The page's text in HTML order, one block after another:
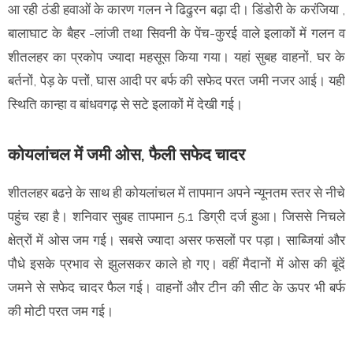
आ रही ठंडी हवाओं के कारण गलन ने ढिढुरन बढ़ा दी। डिंडोरी के करंजिया ,
बालाघाट के बैहर -लांजी तथा सिवनी के पेंच-कुरई वाले इलाकों में गलन व
शीतलहर का प्रकोप ज्यादा महसूस किया गया। यहां सुबह वाहनों, घर के
बर्तनों, पेड़ के पत्तों, घास आदी पर बर्फ की सफेद परत जमी नजर आई। यही
स्थिति कान्हा व बांधवगढ़ से सटे इलाकों में देखी गई।
कोयलांचल में जमी ओस, फैली सफेद चादर
शीतलहर बढऩे के साथ ही कोयलांचल में तापमान अपने न्यूनतम स्तर से नीचे
पहुंच रहा है। शनिवार सुबह तापमान 5.1 डिग्री दर्ज हुआ। जिससे निचले
क्षेत्रों में ओस जम गई। सबसे ज्यादा असर फसलों पर पड़ा। साब्जियां और
पौधे इसके प्रभाव से झुलसकर काले हो गए। वहीं मैदानों में ओस की बूंदें
जमने से सफेद चादर फैल गई। वाहनों और टीन की सीट के ऊपर भी बर्फ
की मोटी परत जम गई।